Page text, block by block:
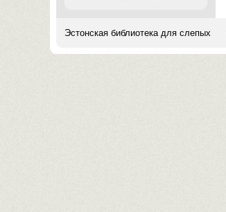
Эстонская библиотека для слепых